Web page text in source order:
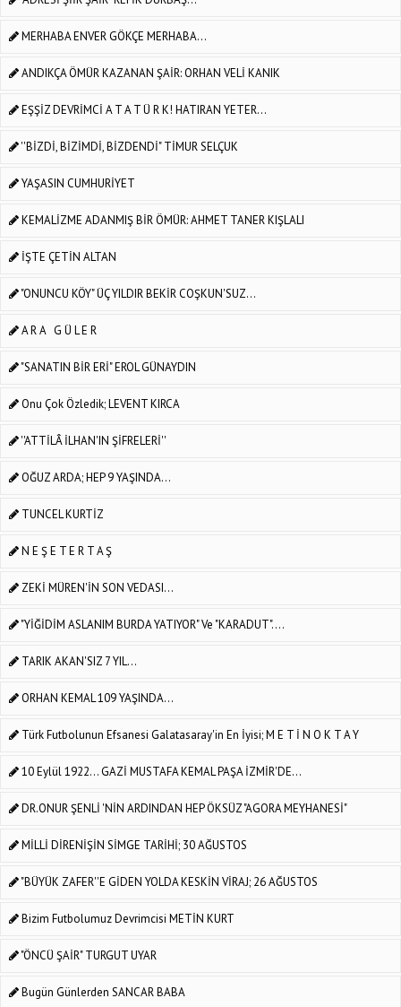
MERHABA ENVER GÖKÇE MERHABA...
ANDIKÇA ÖMÜR KAZANAN ŞAİR: ORHAN VELİ KANIK
EŞŞİZ DEVRİMCİ A T A T Ü R K! HATIRAN YETER...
''BİZDİ, BİZİMDİ, BİZDENDİ" TİMUR SELÇUK
YAŞASIN CUMHURİYET
KEMALİZME ADANMIŞ BİR ÖMÜR: AHMET TANER KIŞLALI
İŞTE ÇETİN ALTAN
"ONUNCU KÖY" ÜÇ YILDIR BEKİR COŞKUN'SUZ...
A R A G Ü L E R
"SANATIN BİR ERİ" EROL GÜNAYDIN
Onu Çok Özledik; LEVENT KIRCA
''ATTİLÂ İLHAN'IN ŞİFRELERİ''
OĞUZ ARDA; HEP 9 YAŞINDA...
TUNCEL KURTİZ
N E Ş E T E R T A Ş
ZEKİ MÜREN'İN SON VEDASI...
"YİĞİDİM ASLANIM BURDA YATIYOR" Ve "KARADUT"....
TARIK AKAN'SIZ 7 YIL...
ORHAN KEMAL 109 YAŞINDA...
Türk Futbolunun Efsanesi Galatasaray'in En İyisi; M E T İ N O K T A Y
10 Eylül 1922... GAZİ MUSTAFA KEMAL PAŞA İZMİR'DE...
DR.ONUR ŞENLİ 'NİN ARDINDAN HEP ÖKSÜZ "AGORA MEYHANESİ"
MİLLİ DİRENİŞİN SİMGE TARİHİ; 30 AĞUSTOS
"BÜYÜK ZAFER''E GİDEN YOLDA KESKİN VİRAJ; 26 AĞUSTOS
Bizim Futbolumuz Devrimcisi METİN KURT
"ÖNCÜ ŞAİR" TURGUT UYAR
Bugün Günlerden SANCAR BABA